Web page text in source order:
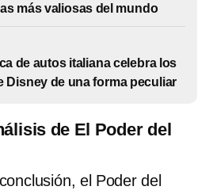
más valiosas del mundo
de autos italiana celebra los
Disney de una forma peculiar
de El Poder del
el Poder del